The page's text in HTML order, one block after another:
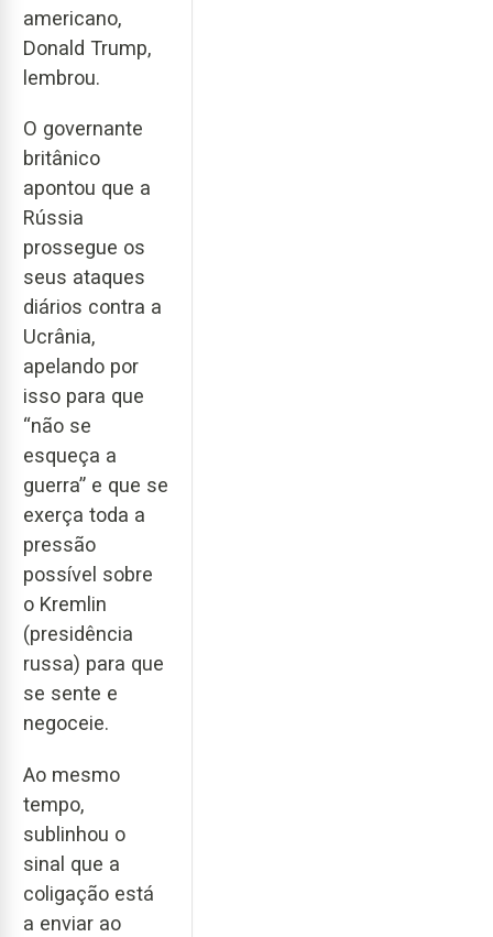
americano,
Donald Trump,
lembrou.
O governante
britânico
apontou que a
Rússia
prossegue os
seus ataques
diários contra a
Ucrânia,
apelando por
isso para que
“não se
esqueça a
guerra” e que se
exerça toda a
pressão
possível sobre
o Kremlin
(presidência
russa) para que
se sente e
negoceie.
Ao mesmo
tempo,
sublinhou o
sinal que a
coligação está
a enviar ao